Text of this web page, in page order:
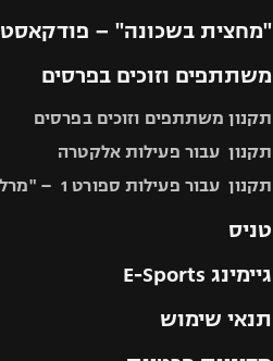
"מחצית בשכונה" – פודקאסט
משתתפים וזוכים בפרסים
תקנון משתתפים וזוכים בפרסים
תקנון עבור פעילות אלקטרה
תקנון עבור פעילות ספורט 1 – "מרלן"
טניס
גיימינג E-Sports
תנאי שימוש